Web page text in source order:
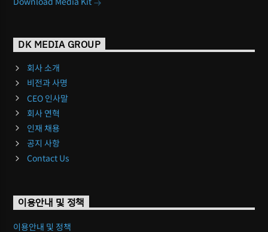
DK MEDIA GROUP
회사 소개
비전과 사명
CEO 인사말
회사 연혁
인재 채용
공지 사항
Contact Us
이용안내 및 정책
이용안내 및 정책